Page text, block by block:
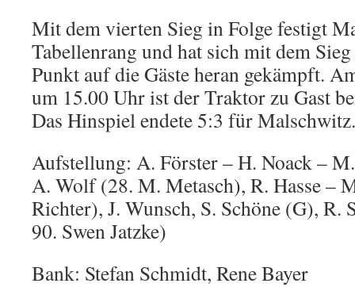
Mit dem vierten Sieg in Folge festigt
Tabellenrang und hat sich mit dem
Punkt auf die Gäste heran gekämpft.
um 15.00 Uhr ist der Traktor zu Gast
Das Hinspiel endete 5:3 für Malschwitz.
Aufstellung: A. Förster – H. Noack –
A. Wolf (28. M. Metasch), R. Hasse –
Richter), J. Wunsch, S. Schöne (G), R.
90. Swen Jatzke)
Bank: Stefan Schmidt, Rene Bayer